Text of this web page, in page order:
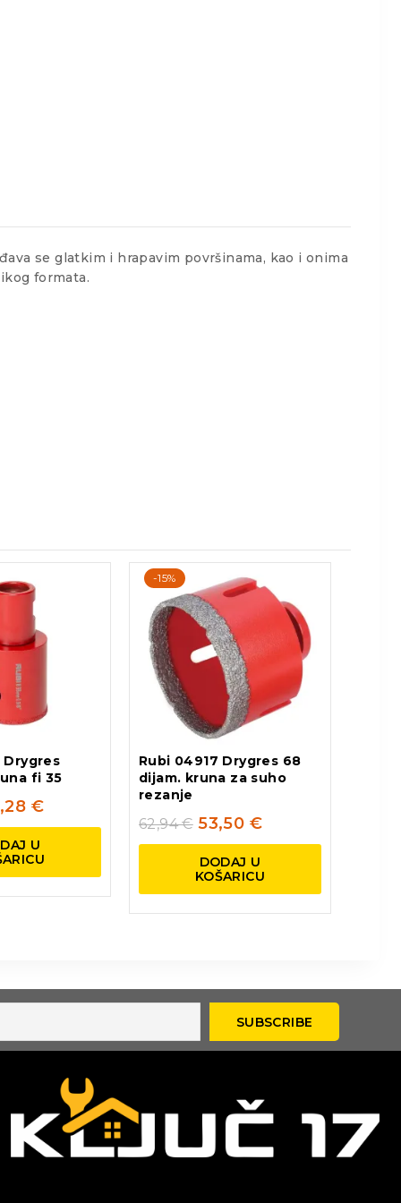
se glatkim i hrapavim površinama, kao i onima
formata.
Drygres
fi 35
€
U
-15%
Rubi 04917 Drygres 68
dijam. kruna za suho
rezanje
62,94€ 53,50 €
DODAJ U
KOŠARICU